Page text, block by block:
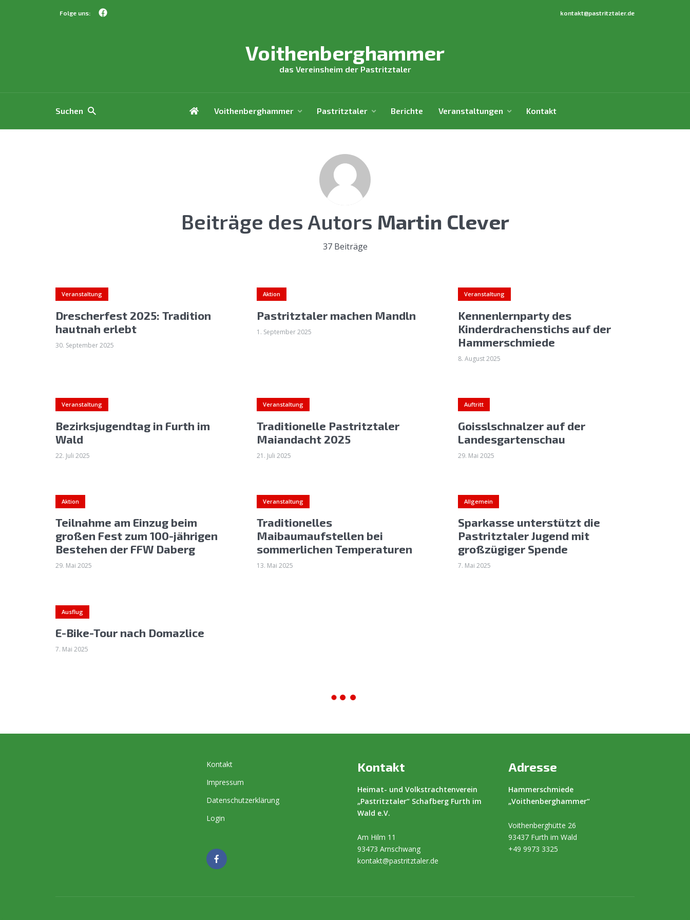
Folge uns: kontakt@pastritztaler.de
Voithenberghammer
das Vereinsheim der Pastritztaler
Suchen Voithenberghammer Pastritztaler Berichte Veranstaltungen Kontakt
Beiträge des Autors Martin Clever
37 Beiträge
Veranstaltung
Drescherfest 2025: Tradition
hautnah erlebt
30. September 2025
Aktion
Pastritztaler machen Mandln
1. September 2025
Veranstaltung
Kennenlernparty des
Kinderdrachenstichs auf der
Hammerschmiede
8. August 2025
Veranstaltung
Bezirksjugendtag in Furth im
Wald
22. Juli 2025
Veranstaltung
Traditionelle Pastritztaler
Maiandacht 2025
21. Juli 2025
Auftritt
Goisslschnalzer auf der
Landesgartenschau
29. Mai 2025
Aktion
Teilnahme am Einzug beim
großen Fest zum 100-jährigen
Bestehen der FFW Daberg
29. Mai 2025
Veranstaltung
Traditionelles
Maibaumaufstellen bei
sommerlichen Temperaturen
13. Mai 2025
Allgemein
Sparkasse unterstützt die
Pastritztaler Jugend mit
großzügiger Spende
7. Mai 2025
Ausflug
E-Bike-Tour nach Domazlice
7. Mai 2025
Kontakt
Impressum
Datenschutzerklärung
Login
Kontakt
Heimat- und Volkstrachtenverein
„Pastritztaler“ Schafberg Furth im
Wald e.V.
Am Hilm 11
93473 Arnschwang
kontakt@pastritztaler.de
Adresse
Hammerschmiede
„Voithenberghammer“
Voithenberghütte 26
93437 Furth im Wald
+49 9973 3325